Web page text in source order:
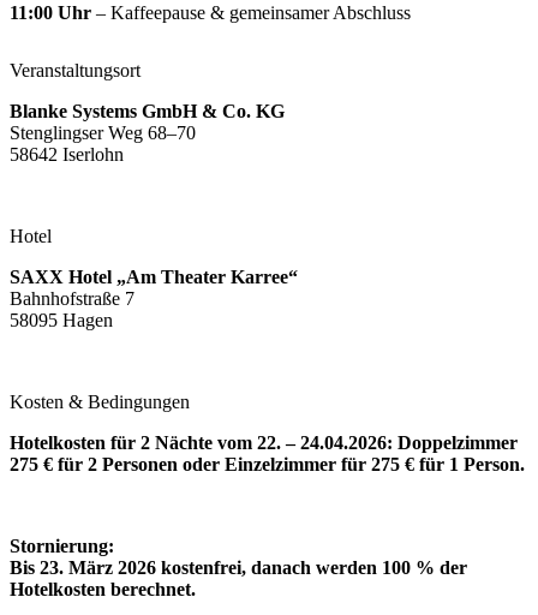
11:00 Uhr – Kaffeepause & gemeinsamer Abschluss
Veranstaltungsort
Blanke Systems GmbH & Co. KG
Stenglingser Weg 68–70
58642 Iserlohn
Hotel
SAXX Hotel „Am Theater Karree“
Bahnhofstraße 7
58095 Hagen
Kosten & Bedingungen
Hotelkosten für 2 Nächte vom 22. – 24.04.2026: Doppelzimmer
275 € für 2 Personen oder Einzelzimmer für 275 € für 1 Person.
Stornierung:
Bis 23. März 2026 kostenfrei, danach werden 100 % der
Hotelkosten berechnet.